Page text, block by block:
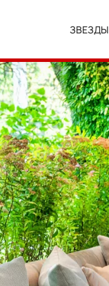
ЗВЕЗДЫ
нас в Дзен